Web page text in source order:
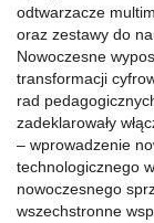
odtwarzacze
oraz zestawy do
Nowoczesne
transformacji
rad
zadeklarowały
– wprowadzenie
technologicznego
nowoczesnego
wszechstronne